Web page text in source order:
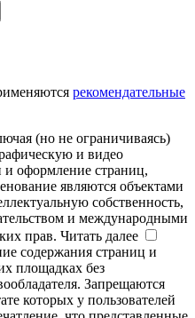
рекомендательные
(но не ограничиваясь)
и видео
оформление страниц,
являются объектами
собственность,
и международными
прав. Читать далее
содержания страниц и
площадках без
Запрещаются
которых у пользователей